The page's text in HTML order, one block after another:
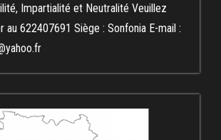
Impartialité et Neutralité Veuillez
au 622407691 Siège : Sonfonia E-mail :